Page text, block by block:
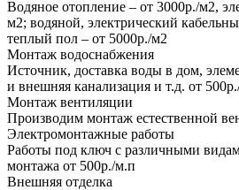
Водяное отопление – от 3000р./м2,
м2; водяной, электрический
теплый пол – от 5000р./м2
Монтаж водоснабжения
Источник, доставка воды в дом,
и внешняя канализация и т.д. от
Монтаж вентиляции
Производим монтаж естественной
Электромонтажные работы
Работы под ключ с различными
монтажа от 500р./м.п
Внешняя отделка